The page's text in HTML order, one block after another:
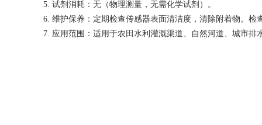
5. 试剂消耗：无（物理测量，无需化学试剂）。
6. 维护保养：定期检查传感器表面清洁度，清除附着物。检
7. 应用范围：适用于农田水利灌溉渠道、自然河道、城市